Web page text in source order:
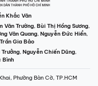
Khắc Văn
Văn Trường, Bùi Thị Hồng Sương,
Văn Quang, Nguyễn Đức Hiển,
Trần Gia Bảo
, Nguyễn Chiến Dũng,
Bình
Phường Bàn Cờ, TP.HCM